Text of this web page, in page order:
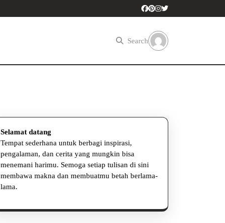
Search
Selamat datang
Tempat sederhana untuk berbagi inspirasi,
pengalaman, dan cerita yang mungkin bisa
menemani harimu. Semoga setiap tulisan di sini
membawa makna dan membuatmu betah berlama-
lama.